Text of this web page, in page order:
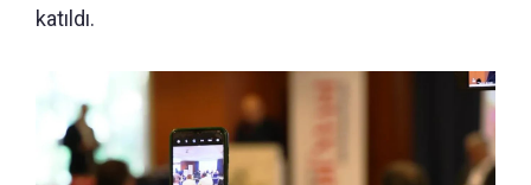
katıldı.